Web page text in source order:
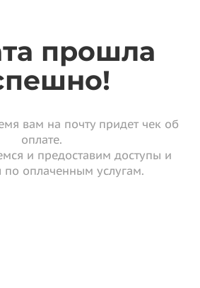
прошла
вам на почту придет чек об
оплате.
и предоставим доступы и
по оплаченным услугам.